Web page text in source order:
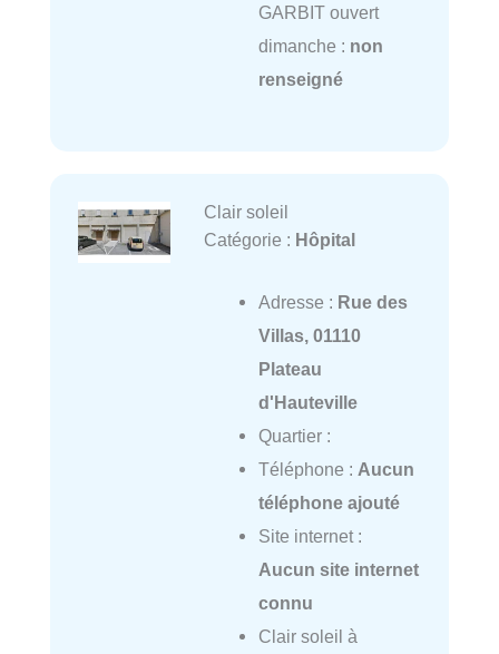
GARBIT ouvert
dimanche : non
renseigné
Clair soleil
Catégorie : Hôpital
Adresse : Rue des
Villas, 01110
Plateau
d'Hauteville
Quartier :
Téléphone : Aucun
téléphone ajouté
Site internet :
Aucun site internet
connu
Clair soleil à